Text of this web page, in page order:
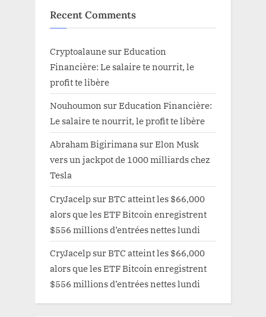
Recent Comments
Cryptoalaune surEducation
Financière: Le salaire te nourrit, le
profit te libère
Nouhoumon surEducation Financière:
Le salaire te nourrit, le profit te libère
Abraham Bigirimana surElon Musk
vers un jackpot de 1000 milliards chez
Tesla
CryJacelp surBTC atteint les $66,000
alors que les ETF Bitcoin enregistrent
$556 millions d’entrées nettes lundi
CryJacelp surBTC atteint les $66,000
alors que les ETF Bitcoin enregistrent
$556 millions d’entrées nettes lundi